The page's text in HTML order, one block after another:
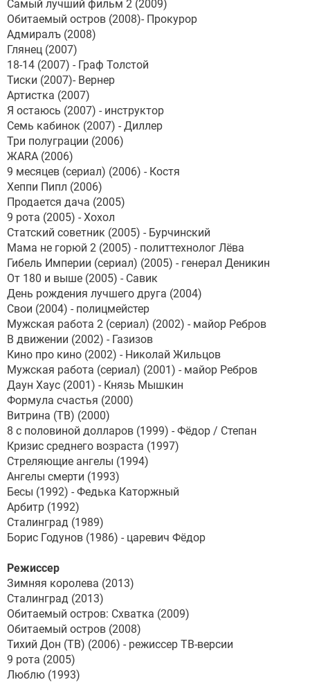
Самый лучший фильм 2 (2009)
Обитаемый остров (2008)- Прокурор
Адмиралъ (2008)
Глянец (2007)
18-14 (2007) - Граф Толстой
Тиски (2007)- Вернер
Артистка (2007)
Я остаюсь (2007) - инструктор
Семь кабинок (2007) - Диллер
Три полуграции (2006)
ЖАRА (2006)
9 месяцев (сериал) (2006) - Костя
Хеппи Пипл (2006)
Продается дача (2005)
9 рота (2005) - Хохол
Статский советник (2005) - Бурчинский
Мама не горюй 2 (2005) - политтехнолог Лёва
Гибель Империи (сериал) (2005) - генерал Деникин
От 180 и выше (2005) - Савик
День рождения лучшего друга (2004)
Свои (2004) - полицмейстер
Мужская работа 2 (сериал) (2002) - майор Ребров
В движении (2002) - Газизов
Кино про кино (2002) - Николай Жильцов
Мужская работа (сериал) (2001) - майор Ребров
Даун Хаус (2001) - Князь Мышкин
Формула счастья (2000)
Витрина (ТВ) (2000)
8 с половиной долларов (1999) - Фёдор / Степан
Кризис среднего возраста (1997)
Стреляющие ангелы (1994)
Ангелы смерти (1993)
Бесы (1992) - Федька Каторжный
Арбитр (1992)
Сталинград (1989)
Борис Годунов (1986) - царевич Фёдор
Режиссер
Зимняя королева (2013)
Сталинград (2013)
Обитаемый остров: Схватка (2009)
Обитаемый остров (2008)
Тихий Дон (ТВ) (2006) - режиссер ТВ-версии
9 рота (2005)
Люблю (1993)